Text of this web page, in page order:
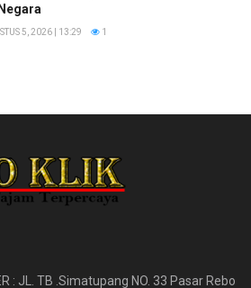
5, 2026 | 13:29 1
: JL. TB .Simatupang NO. 33 Pasar Rebo